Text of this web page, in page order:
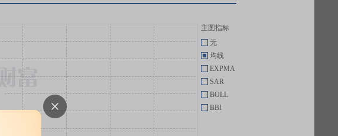
主图指标
无
均线
EXPMA
SAR
BOLL
BBI